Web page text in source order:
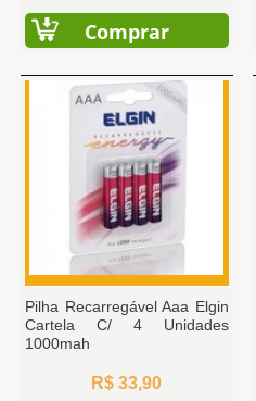
Comprar
Pilha Recarregável Aaa Elgin
Cartela C/ 4 Unidades
1000mah
R$ 33,90